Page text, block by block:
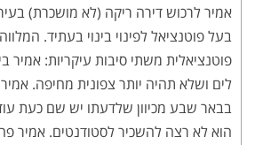
אמיר לרכוש דירה ריקה (לא מושכרת)
בעל פוטנציאל לפינוי בינוי בעתיד.
פוטנציאלית משתי סיבות עיקריות: אמיר
לים ושלא תהיה יותר צפונית מחיפה.
בבאר שבע מכיוון שלדעתו יש שם כעת
הוא לא רצה להשכיר לסטודנטים. אמיר